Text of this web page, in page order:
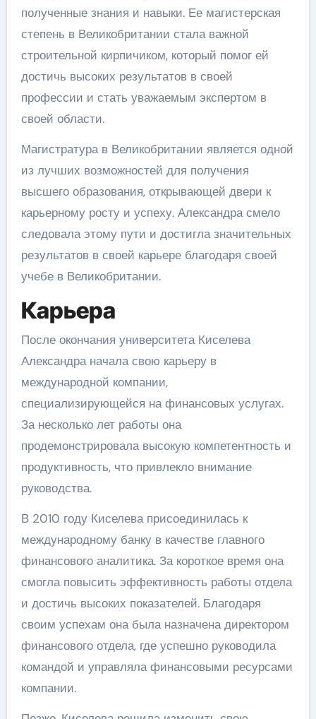
полученные знания и навыки. Ее магистерская
степень в Великобритании стала важной
строительной кирпичиком, который помог ей
достичь высоких результатов в своей
профессии и стать уважаемым экспертом в
своей области.
Магистратура в Великобритании является одной
из лучших возможностей для получения
высшего образования, открывающей двери к
карьерному росту и успеху. Александра смело
следовала этому пути и достигла значительных
результатов в своей карьере благодаря своей
учебе в Великобритании.
Карьера
После окончания университета Киселева
Александра начала свою карьеру в
международной компании,
специализирующейся на финансовых услугах.
За несколько лет работы она
продемонстрировала высокую компетентность и
продуктивность, что привлекло внимание
руководства.
В 2010 году Киселева присоединилась к
международному банку в качестве главного
финансового аналитика. За короткое время она
смогла повысить эффективность работы отдела
и достичь высоких показателей. Благодаря
своим успехам она была назначена директором
финансового отдела, где успешно руководила
командой и управляла финансовыми ресурсами
компании.